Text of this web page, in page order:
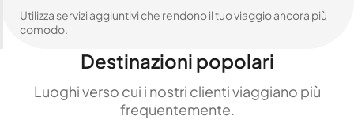
Utilizza servizi aggiuntivi che rendono il tuo viaggio ancora più
comodo.
Destinazioni popolari
Luoghi verso cui i nostri clienti viaggiano più
frequentemente.